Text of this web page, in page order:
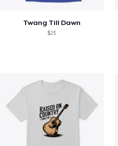
Twang Till Dawn
$23